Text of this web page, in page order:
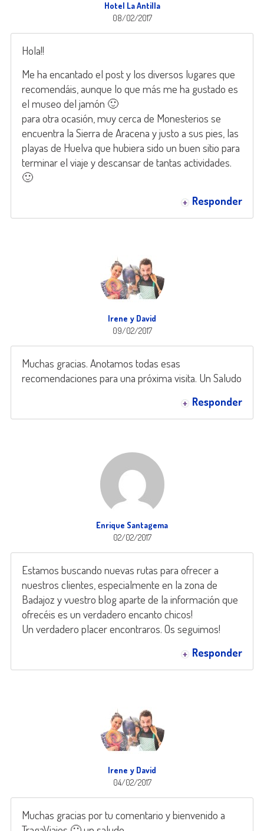
Hotel La Antilla
08/02/2017
Hola!!
Me ha encantado el post y los diversos lugares que
recomendáis, aunque lo que más me ha gustado es
el museo del jamón 🙂
para otra ocasión, muy cerca de Monesterios se
encuentra la Sierra de Aracena y justo a sus pies, las
playas de Huelva que hubiera sido un buen sitio para
terminar el viaje y descansar de tantas actividades.
🙂
Responder
Irene y David
09/02/2017
Muchas gracias. Anotamos todas esas
recomendaciones para una próxima visita. Un Saludo
Responder
Enrique Santagema
02/02/2017
Estamos buscando nuevas rutas para ofrecer a
nuestros clientes, especialmente en la zona de
Badajoz y vuestro blog aparte de la información que
ofrecéis es un verdadero encanto chicos!
Un verdadero placer encontraros. Os seguimos!
Responder
Irene y David
04/02/2017
Muchas gracias por tu comentario y bienvenido a